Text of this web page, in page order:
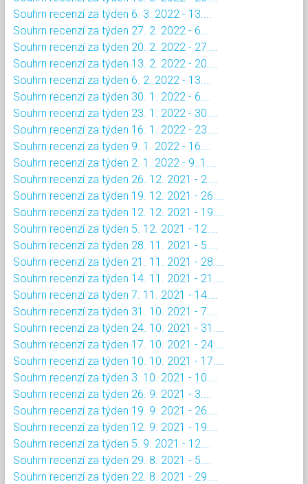
Souhrn recenzí za týden 6. 3. 2022 - 13....
Souhrn recenzí za týden 27. 2. 2022 - 6....
Souhrn recenzí za týden 20. 2. 2022 - 27....
Souhrn recenzí za týden 13. 2. 2022 - 20....
Souhrn recenzí za týden 6. 2. 2022 - 13....
Souhrn recenzí za týden 30. 1. 2022 - 6....
Souhrn recenzí za týden 23. 1. 2022 - 30....
Souhrn recenzí za týden 16. 1. 2022 - 23....
Souhrn recenzí za týden 9. 1. 2022 - 16....
Souhrn recenzí za týden 2. 1. 2022 - 9. 1....
Souhrn recenzí za týden 26. 12. 2021 - 2....
Souhrn recenzí za týden 19. 12. 2021 - 26....
Souhrn recenzí za týden 12. 12. 2021 - 19....
Souhrn recenzí za týden 5. 12. 2021 - 12....
Souhrn recenzí za týden 28. 11. 2021 - 5....
Souhrn recenzí za týden 21. 11. 2021 - 28....
Souhrn recenzí za týden 14. 11. 2021 - 21....
Souhrn recenzí za týden 7. 11. 2021 - 14....
Souhrn recenzí za týden 31. 10. 2021 - 7....
Souhrn recenzí za týden 24. 10. 2021 - 31....
Souhrn recenzí za týden 17. 10. 2021 - 24....
Souhrn recenzí za týden 10. 10. 2021 - 17....
Souhrn recenzí za týden 3. 10. 2021 - 10....
Souhrn recenzí za týden 26. 9. 2021 - 3....
Souhrn recenzí za týden 19. 9. 2021 - 26....
Souhrn recenzí za týden 12. 9. 2021 - 19....
Souhrn recenzí za týden 5. 9. 2021 - 12....
Souhrn recenzí za týden 29. 8. 2021 - 5....
Souhrn recenzí za týden 22. 8. 2021 - 29....